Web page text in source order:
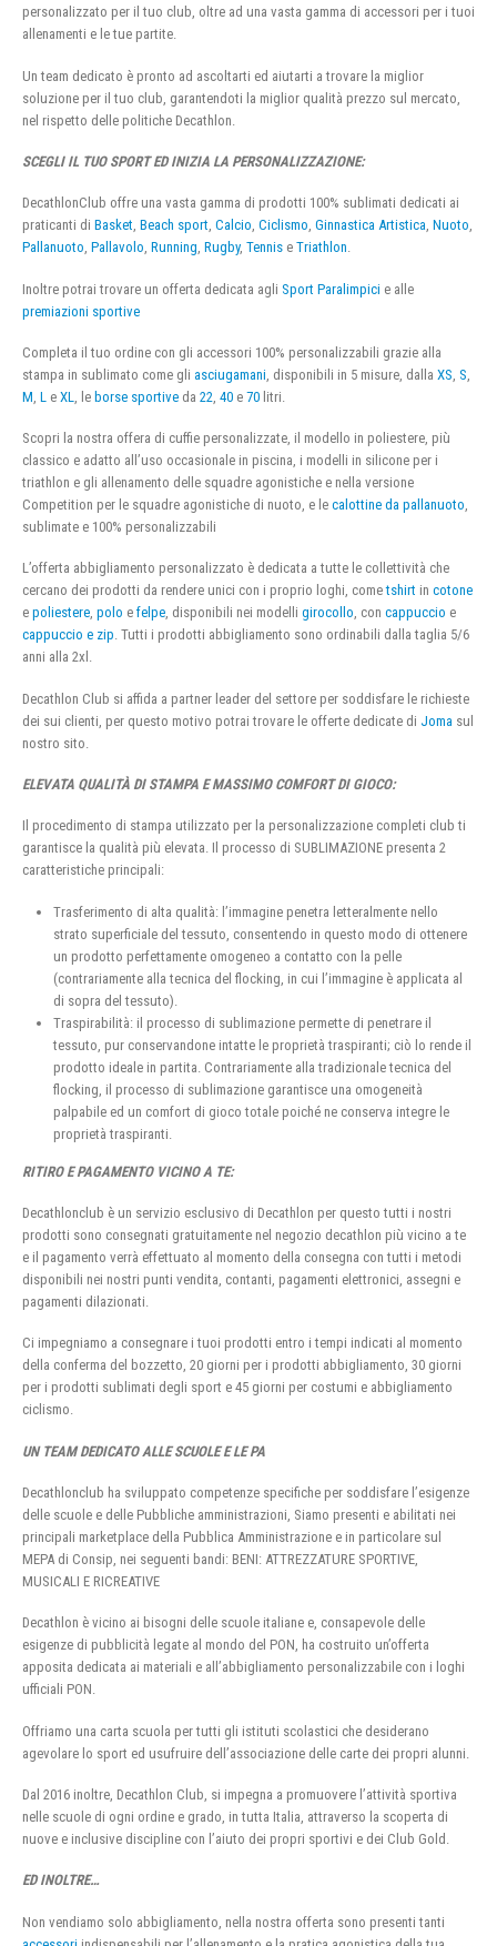
personalizzato per il tuo club, oltre ad una vasta gamma di accessori per i tuoi
allenamenti e le tue partite.
Un team dedicato è pronto ad ascoltarti ed aiutarti a trovare la miglior
soluzione per il tuo club, garantendoti la miglior qualità prezzo sul mercato,
nel rispetto delle politiche Decathlon.
SCEGLI IL TUO SPORT ED INIZIA LA PERSONALIZZAZIONE:
DecathlonClub offre una vasta gamma di prodotti 100% sublimati dedicati ai
praticanti di Basket, Beach sport, Calcio, Ciclismo, Ginnastica Artistica, Nuoto,
Pallanuoto, Pallavolo, Running, Rugby, Tennis e Triathlon.
Inoltre potrai trovare un offerta dedicata agli Sport Paralimpici e alle
premiazioni sportive
Completa il tuo ordine con gli accessori 100% personalizzabili grazie alla
stampa in sublimato come gli asciugamani , disponibili in 5 misure, dalla XS S
M L e XL , le borse sportive da 22 40 e 70 litri.
Scopri la nostra offera di cuffie personalizzate, il modello in poliestere, più
classico e adatto all’uso occasionale in piscina, i modelli in silicone per i
triathlon e gli allenamento delle squadre agonistiche e nella versione
Competition per le squadre agonistiche di nuoto, e le calottine da pallanuoto,
sublimate e 100% personalizzabili
L’offerta abbigliamento personalizzato è dedicata a tutte le collettività che
cercano dei prodotti da rendere unici con i proprio loghi, cometshirt in cotone
e poliestere, polo e felpe, disponibili nei modelli girocollo, con cappuccio e
cappuccio e zip. Tutti i prodotti abbigliamento sono ordinabili dalla taglia 5/6
anni alla 2xl.
Decathlon Club si affida a partner leader del settore per soddisfare le richieste
dei sui clienti, per questo motivo potrai trovare le offerte dedicate di Joma sul
nostro sito.
ELEVATA QUALITÀ DI STAMPA E MASSIMO COMFORT DI GIOCO:
Il procedimento di stampa utilizzato per la personalizzazione completi club ti
garantisce la qualità più elevata. Il processo di SUBLIMAZIONE presenta 2
caratteristiche principali:
Trasferimento di alta qualità: l’immagine penetra letteralmente nello
strato superficiale del tessuto, consentendo in questo modo di ottenere
un prodotto perfettamente omogeneo a contatto con la pelle
(contrariamente alla tecnica del flocking, in cui l’immagine è applicata al
di sopra del tessuto).
Traspirabilità: il processo di sublimazione permette di penetrare il
tessuto, pur conservandone intatte le proprietà traspiranti; ciò lo rende il
prodotto ideale in partita. Contrariamente alla tradizionale tecnica del
flocking, il processo di sublimazione garantisce una omogeneità
palpabile ed un comfort di gioco totale poiché ne conserva integre le
proprietà traspiranti.
RITIRO E PAGAMENTO VICINO A TE:
Decathlonclub è un servizio esclusivo di Decathlon per questo tutti i nostri
prodotti sono consegnati gratuitamente nel negozio decathlon più vicino a te
e il pagamento verrà effettuato al momento della consegna con tutti i metodi
disponibili nei nostri punti vendita, contanti, pagamenti elettronici, assegni e
pagamenti dilazionati.
Ci impegniamo a consegnare i tuoi prodotti entro i tempi indicati al momento
della conferma del bozzetto, 20 giorni per i prodotti abbigliamento, 30 giorni
per i prodotti sublimati degli sport e 45 giorni per costumi e abbigliamento
ciclismo.
UN TEAM DEDICATO ALLE SCUOLE E LE PA
Decathlonclub ha sviluppato competenze specifiche per soddisfare l’esigenze
delle scuole e delle Pubbliche amministrazioni, Siamo presenti e abilitati nei
principali marketplace della Pubblica Amministrazione e in particolare sul
MEPA di Consip, nei seguenti bandi: BENI: ATTREZZATURE SPORTIVE,
MUSICALI E RICREATIVE
Decathlon è vicino ai bisogni delle scuole italiane e, consapevole delle
esigenze di pubblicità legate al mondo del PON, ha costruito un’offerta
apposita dedicata ai materiali e all’abbigliamento personalizzabile con i loghi
ufficiali PON.
Offriamo una carta scuola per tutti gli istituti scolastici che desiderano
agevolare lo sport ed usufruire dell’associazione delle carte dei propri alunni.
Dal 2016 inoltre, Decathlon Club, si impegna a promuovere l’attività sportiva
nelle scuole di ogni ordine e grado, in tutta Italia, attraverso la scoperta di
nuove e inclusive discipline con l’aiuto dei propri sportivi e dei Club Gold.
ED INOLTRE…
Non vendiamo solo abbigliamento, nella nostra offerta sono presenti tanti